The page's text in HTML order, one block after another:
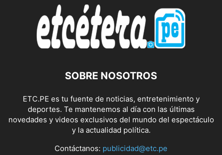
SOBRE NOSOTROS
ETC.PE es tu fuente de noticias, entretenimiento y
deportes. Te mantenemos al día con las últimas
novedades y videos exclusivos del mundo del espectáculo
y la actualidad política.
Contáctanos: publicidad@etc.pe